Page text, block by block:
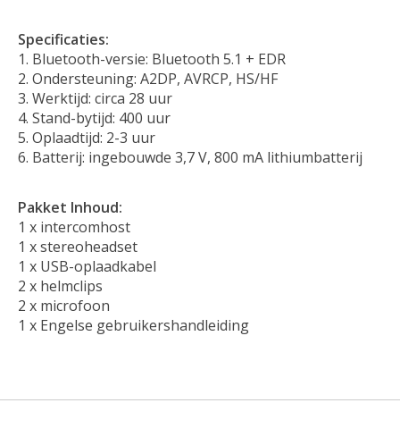
Specificaties:
Bluetooth-versie: Bluetooth 5.1 + EDR
Ondersteuning: A2DP, AVRCP, HS/HF
Werktijd: circa 28 uur
Stand-bytijd: 400 uur
Oplaadtijd: 2-3 uur
Batterij: ingebouwde 3,7 V, 800 mA lithiumbatterij
Pakket Inhoud:
1 x intercomhost
1 x stereoheadset
1 x USB-oplaadkabel
2 x helmclips
2 x microfoon
1 x Engelse gebruikershandleiding